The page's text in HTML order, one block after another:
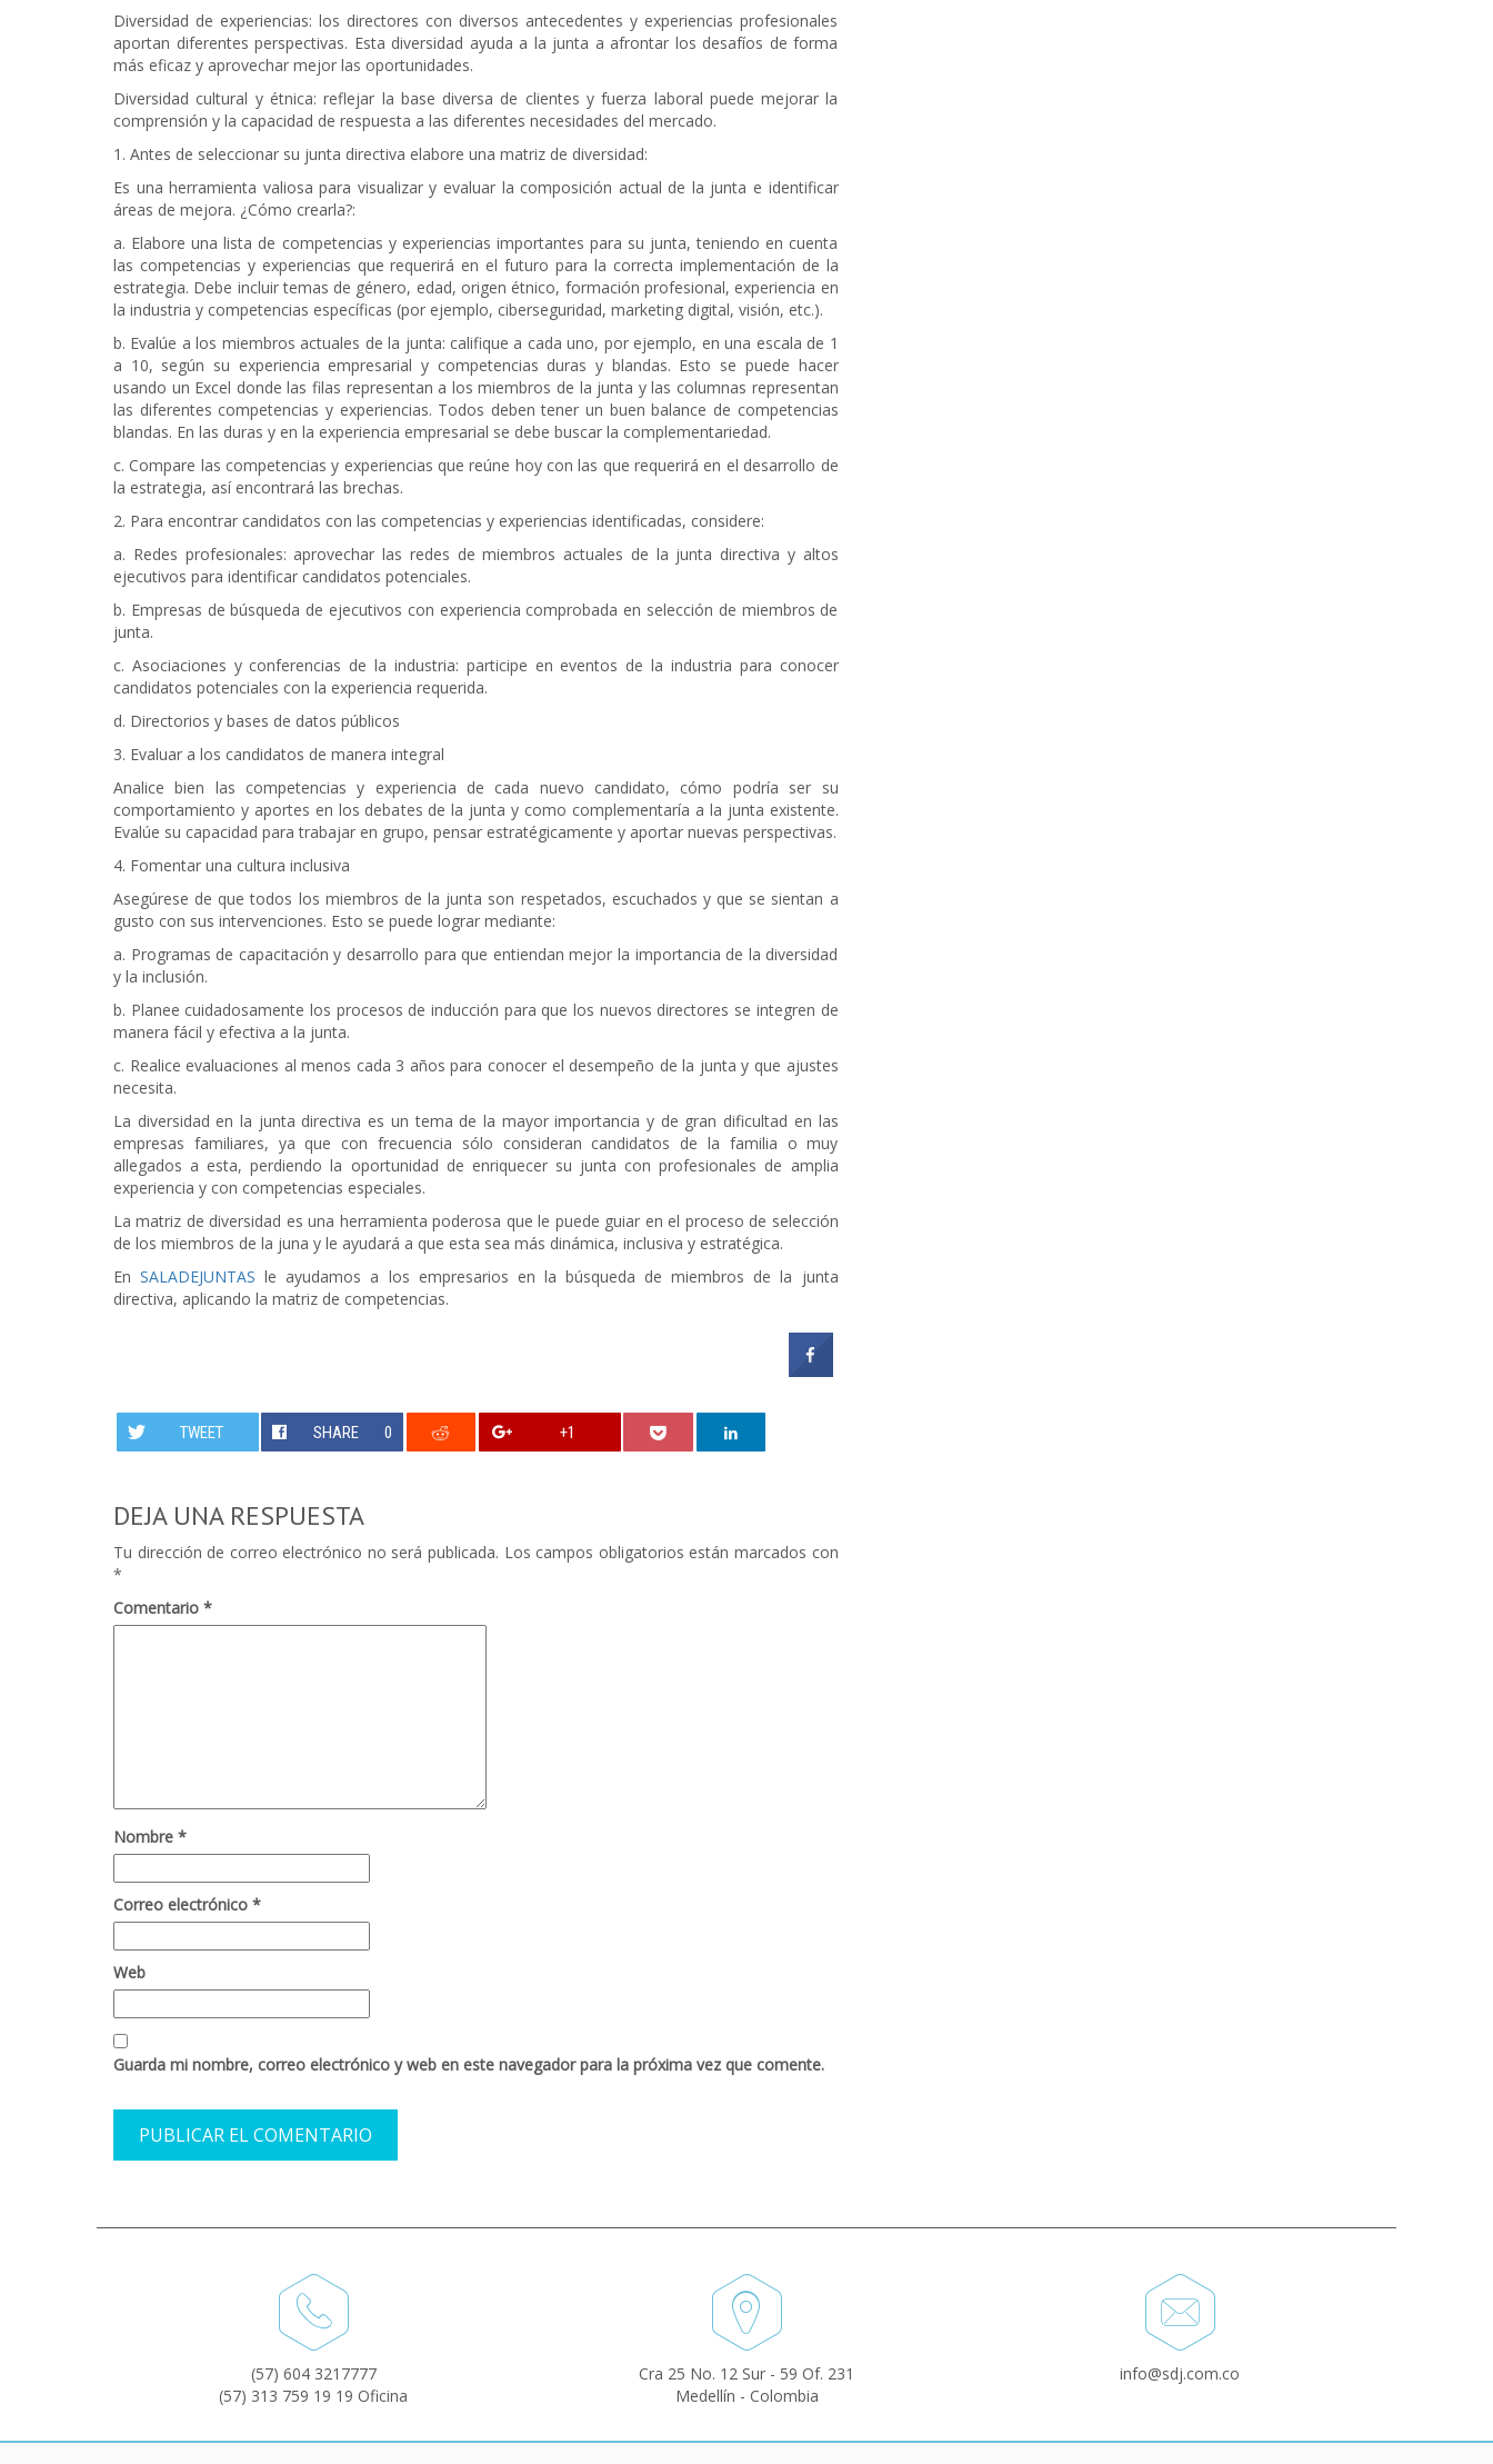
Diversidad de experiencias: los directores con diversos antecedentes y experiencias profesionales
aportan diferentes perspectivas. Esta diversidad ayuda a la junta a afrontar los desafíos de forma
más eficaz y aprovechar mejor las oportunidades.
Diversidad cultural y étnica: reflejar la base diversa de clientes y fuerza laboral puede mejorar la
comprensión y la capacidad de respuesta a las diferentes necesidades del mercado.
1. Antes de seleccionar su junta directiva elabore una matriz de diversidad:
Es una herramienta valiosa para visualizar y evaluar la composición actual de la junta e identificar
áreas de mejora. ¿Cómo crearla?:
a. Elabore una lista de competencias y experiencias importantes para su junta, teniendo en cuenta
las competencias y experiencias que requerirá en el futuro para la correcta implementación de la
estrategia. Debe incluir temas de género, edad, origen étnico, formación profesional, experiencia en
la industria y competencias específicas (por ejemplo, ciberseguridad, marketing digital, visión, etc.).
b. Evalúe a los miembros actuales de la junta: califique a cada uno, por ejemplo, en una escala de 1
a 10, según su experiencia empresarial y competencias duras y blandas. Esto se puede hacer
usando un Excel donde las filas representan a los miembros de la junta y las columnas representan
las diferentes competencias y experiencias. Todos deben tener un buen balance de competencias
blandas. En las duras y en la experiencia empresarial se debe buscar la complementariedad.
c. Compare las competencias y experiencias que reúne hoy con las que requerirá en el desarrollo de
la estrategia, así encontrará las brechas.
2. Para encontrar candidatos con las competencias y experiencias identificadas, considere:
a. Redes profesionales: aprovechar las redes de miembros actuales de la junta directiva y altos
ejecutivos para identificar candidatos potenciales.
b. Empresas de búsqueda de ejecutivos con experiencia comprobada en selección de miembros de
junta.
c. Asociaciones y conferencias de la industria: participe en eventos de la industria para conocer
candidatos potenciales con la experiencia requerida.
d. Directorios y bases de datos públicos
3. Evaluar a los candidatos de manera integral
Analice bien las competencias y experiencia de cada nuevo candidato, cómo podría ser su
comportamiento y aportes en los debates de la junta y como complementaría a la junta existente.
Evalúe su capacidad para trabajar en grupo, pensar estratégicamente y aportar nuevas perspectivas.
4. Fomentar una cultura inclusiva
Asegúrese de que todos los miembros de la junta son respetados, escuchados y que se sientan a
gusto con sus intervenciones. Esto se puede lograr mediante:
a. Programas de capacitación y desarrollo para que entiendan mejor la importancia de la diversidad
y la inclusión.
b. Planee cuidadosamente los procesos de inducción para que los nuevos directores se integren de
manera fácil y efectiva a la junta.
c. Realice evaluaciones al menos cada 3 años para conocer el desempeño de la junta y que ajustes
necesita.
La diversidad en la junta directiva es un tema de la mayor importancia y de gran dificultad en las
empresas familiares, ya que con frecuencia sólo consideran candidatos de la familia o muy
allegados a esta, perdiendo la oportunidad de enriquecer su junta con profesionales de amplia
experiencia y con competencias especiales.
La matriz de diversidad es una herramienta poderosa que le puede guiar en el proceso de selección
de los miembros de la juna y le ayudará a que esta sea más dinámica, inclusiva y estratégica.
EnSALADEJUNTAS le ayudamos a los empresarios en la búsqueda de miembros de la junta
directiva, aplicando la matriz de competencias.
TWEET SHARE 0 +1
DEJA UNA RESPUESTA
Tu dirección de correo electrónico no será publicada. Los campos obligatorios están marcados con
*
Comentario *
Nombre *
Correo electrónico *
Web
Guarda mi nombre, correo electrónico y web en este navegador para la próxima vez que comente.
(57) 604 3217777
(57) 313 759 19 19 Oficina
Cra 25 No. 12 Sur - 59 Of. 231
Medellín - Colombia
info@sdj.com.co